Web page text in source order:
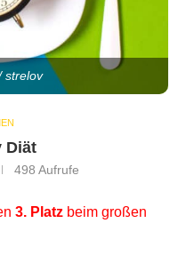
strelov
Diät
498 Aufrufe
3. Platz beim großen